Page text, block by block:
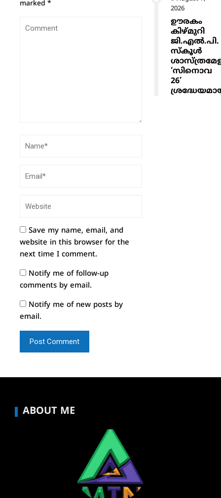
marked *
Save my name, email, and
website in this browser for the
next time I comment.
Notify me of follow-up
comments by email.
Notify me of new posts by
email.
2026
ഊരകം
കിഴ്മുറി
ജി.എൽ.പി.
സ്കൂൾ
‘സിനൊവ
26’
ABOUT ME